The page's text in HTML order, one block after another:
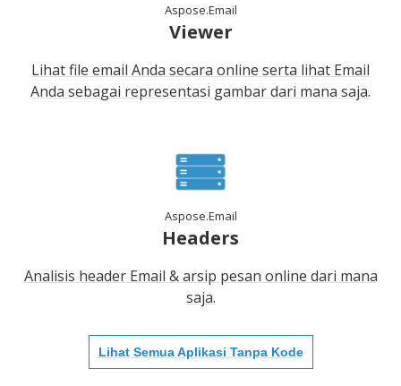
Aspose.Email
Viewer
Lihat file email Anda secara online serta lihat Email
Anda sebagai representasi gambar dari mana saja.
Aspose.Email
Headers
Analisis header Email & arsip pesan online dari mana
saja.
Lihat Semua Aplikasi Tanpa Kode